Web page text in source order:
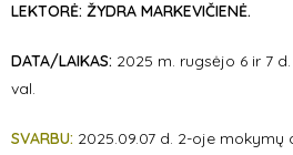
LEKTORĖ: ŽYDRA MARKEVIČIENĖ.
DATA/LAIKAS: 2025 m. rugsėjo 6 ir 7
val.
SVARBU: 2025.09.07 d. 2-oje mokymų